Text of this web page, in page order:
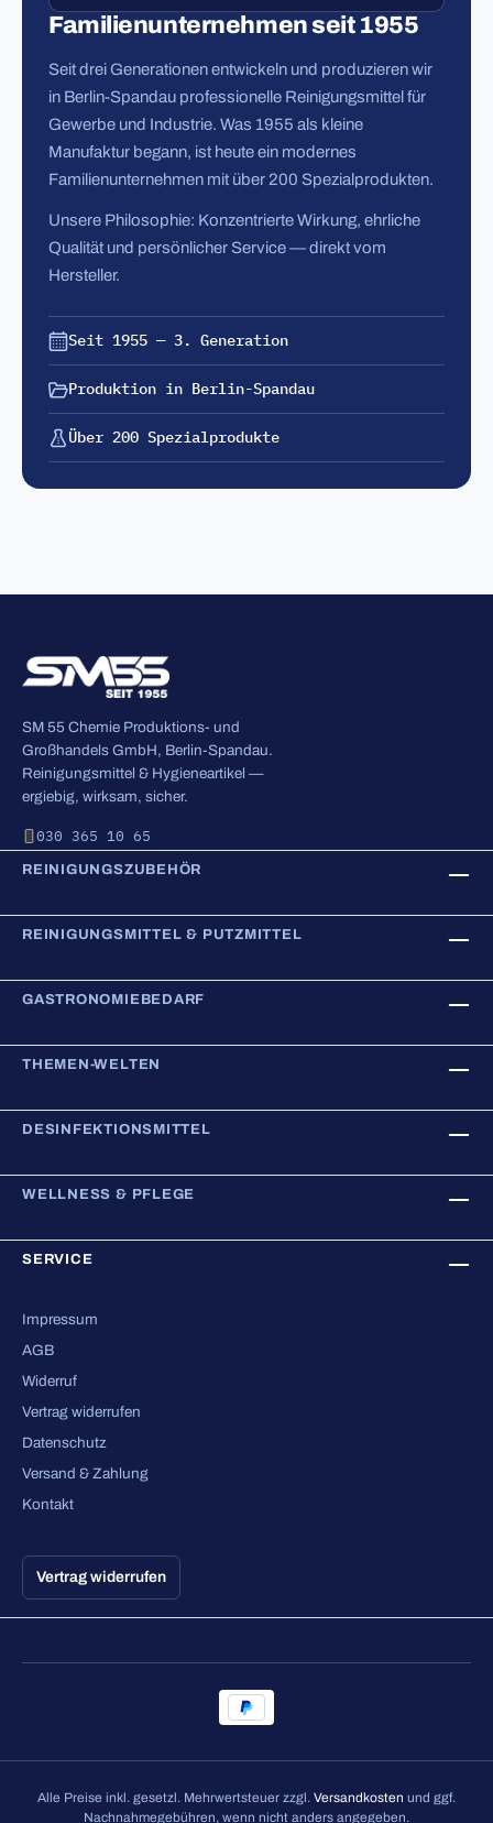
Familienunternehmen seit 1955
Seit drei Generationen entwickeln und produzieren wir
in Berlin-Spandau professionelle Reinigungsmittel für
Gewerbe und Industrie. Was 1955 als kleine
Manufaktur begann, ist heute ein modernes
Familienunternehmen mit über 200 Spezialprodukten.
Unsere Philosophie: Konzentrierte Wirkung, ehrliche
Qualität und persönlicher Service — direkt vom
Hersteller.
Seit 1955 — 3. Generation
Produktion in Berlin-Spandau
Über 200 Spezialprodukte
SM 55 Chemie Produktions- und
Großhandels GmbH, Berlin-Spandau.
Reinigungsmittel & Hygieneartikel —
ergiebig, wirksam, sicher.
030 365 10 65
REINIGUNGSZUBEHÖR
REINIGUNGSMITTEL & PUTZMITTEL
GASTRONOMIEBEDARF
THEMEN-WELTEN
DESINFEKTIONSMITTEL
WELLNESS & PFLEGE
SERVICE
Impressum
AGB
Widerruf
Vertrag widerrufen
Datenschutz
Versand & Zahlung
Kontakt
Vertrag widerrufen
Alle Preise inkl. gesetzl. Mehrwertsteuer zzgl. Versandkosten und ggf.
Nachnahmegebühren, wenn nicht anders angegeben.